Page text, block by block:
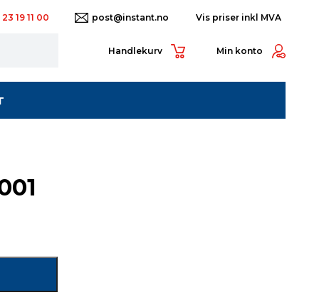
19 11 00 post@instant.no
Handlekurv Min konto